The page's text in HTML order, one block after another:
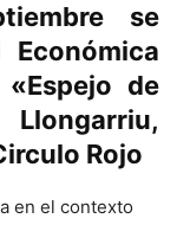
se
de
Rojo
en el contexto